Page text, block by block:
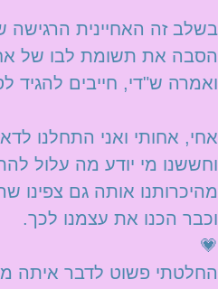
בשלב זה האחיינית הרגישה
הסבה את תשומת לבו של
ואמרה ש"די, חייבים להגיד
אחי, אחותי ואני התחלנו
וחששנו מי יודע מה עלול
מהיכרותנו אותה גם צפינו
וכבר הכנו את עצמנו לכך.
💗
החלטתי פשוט לדבר איתה